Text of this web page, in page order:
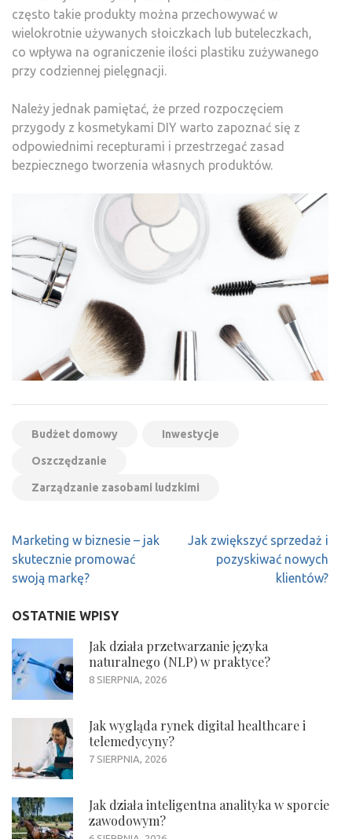
często takie produkty można przechowywać w
wielokrotnie używanych słoiczkach lub buteleczkach,
co wpływa na ograniczenie ilości plastiku zużywanego
przy codziennej pielęgnacji.
Należy jednak pamiętać, że przed rozpoczęciem
przygody z kosmetykami DIY warto zapoznać się z
odpowiednimi recepturami i przestrzegać zasad
bezpiecznego tworzenia własnych produktów.
Budżet domowy Inwestycje
Oszczędzanie
Zarządzanie zasobami ludzkimi
Nawigacja
wpisu
Marketing w biznesie – jak
skutecznie promować
swoją markę?
Jak zwiększyć sprzedaż i
pozyskiwać nowych
klientów?
OSTATNIE WPISY
Jak działa przetwarzanie języka
naturalnego (NLP) w praktyce?
8 SIERPNIA, 2026
Jak wygląda rynek digital healthcare i
telemedycyny?
7 SIERPNIA, 2026
Jak działa inteligentna analityka w sporcie
zawodowym?